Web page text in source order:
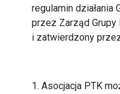
regulamin działania
przez Zarząd Grupy
i zatwierdzony
1. Asocjacja PTK